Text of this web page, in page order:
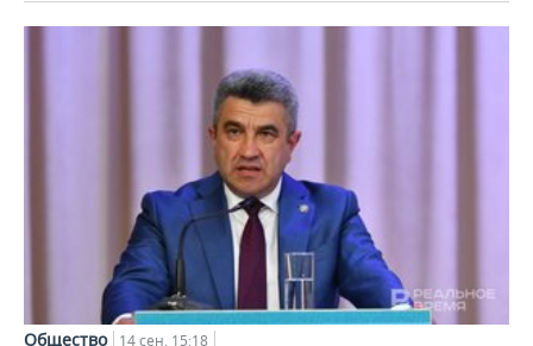
Общество 14 сен, 15:18